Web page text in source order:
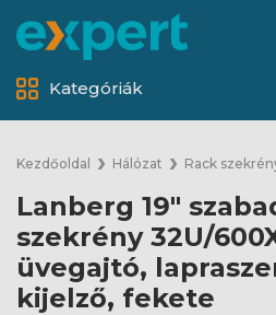
Kategóriák
Kezdőoldal Hálózat Rack
Lanberg 19"
szekrény 32U/
üvegajtó,
kijelző, fekete